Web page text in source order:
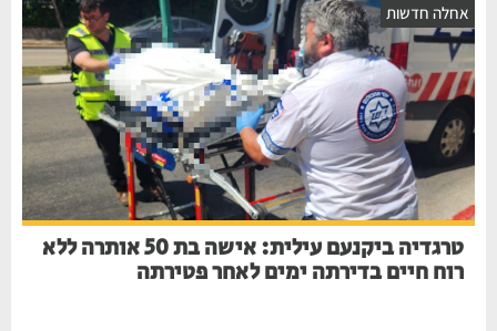
אחלה חדשות
טרגדיה ביקנעם עילית: אישה בת 50 אותרה ללא
רוח חיים בדירתה ימים לאחר פטירתה